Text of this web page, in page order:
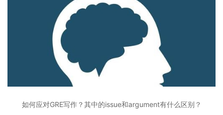
如何应对GRE写作？其中的issue和argument有什么区别？